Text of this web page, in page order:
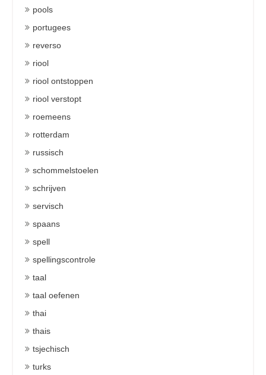
pools
portugees
reverso
riool
riool ontstoppen
riool verstopt
roemeens
rotterdam
russisch
schommelstoelen
schrijven
servisch
spaans
spell
spellingscontrole
taal
taal oefenen
thai
thais
tsjechisch
turks